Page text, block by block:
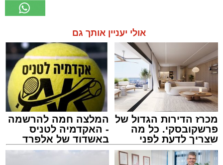
אולי יעניין אותך גם
מכרז הדירות הגדול של
פרשקובסקי. כל מה
שצריך לדעת לפני
שמגישים הצעה לדירה
באשדוד
המלצה חמה להרשמה
- האקדמיה לטניס
באשדוד של אלפרד
קריאולנסקי - לילדים